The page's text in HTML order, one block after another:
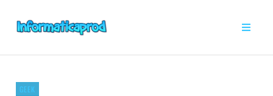
GEEK